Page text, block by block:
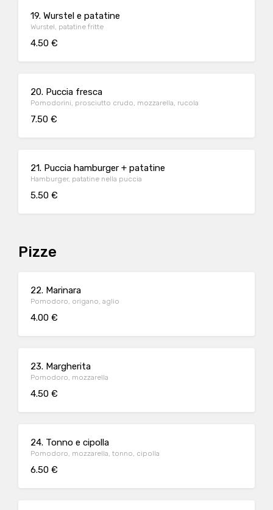
19. Wurstel e patatine
Wurstel, patatine fritte
4.50 €
20. Puccia fresca
Pomodorini, prosciutto crudo, mozzarella, rucola
7.50 €
21. Puccia hamburger + patatine
Hamburger, patatine nella puccia
5.50 €
Pizze
22. Marinara
Pomodoro, origano, aglio
4.00 €
23. Margherita
Pomodoro, mozzarella
4.50 €
24. Tonno e cipolla
Pomodoro, mozzarella, tonno, cipolla
6.50 €